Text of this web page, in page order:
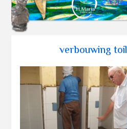
verbouwing